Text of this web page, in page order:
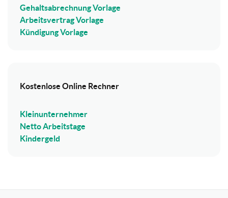
Gehaltsabrechnung Vorlage
Arbeitsvertrag Vorlage
Kündigung Vorlage
Kostenlose Online Rechner
Kleinunternehmer
Netto Arbeitstage
Kindergeld